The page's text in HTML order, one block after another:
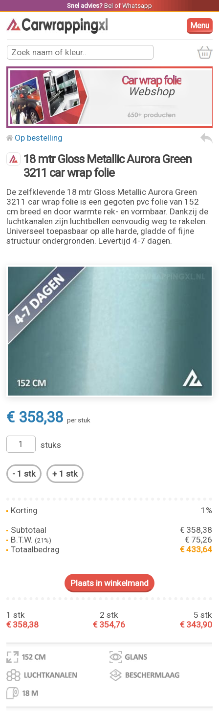
Snel advies? Belof Whatsapp
Menu
Car wrap folie
Webshop
Op bestelling
18 mtr Gloss Metallic Aurora Green
3211 car wrap folie
De zelfklevende 18 mtr Gloss Metallic Aurora Green
3211 car wrap folie is een gegoten pvc folie van 152
cm breed en door warmte rek- en vormbaar. Dankzij de
luchtkanalen zijn luchtbellen eenvoudig weg te rakelen.
Universeel toepasbaar op alle harde, gladde of fijne
structuur ondergronden. Levertijd 4-7 dagen.
€ 358,38 per stuk
stuks
Korting
1%
Subtotaal
€ 358,38
B.T.W.(21%)
€ 75,26
Totaalbedrag
€ 433,64
1 stk
€ 358,38
2 stk
€ 354,76
5 stk
€ 343,90